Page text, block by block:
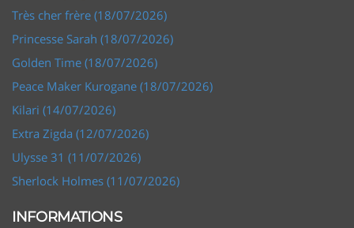
Très cher frère (18/07/2026)
Princesse Sarah (18/07/2026)
Golden Time (18/07/2026)
Peace Maker Kurogane (18/07/2026)
Kilari (14/07/2026)
Extra Zigda (12/07/2026)
Ulysse 31 (11/07/2026)
Sherlock Holmes (11/07/2026)
INFORMATIONS